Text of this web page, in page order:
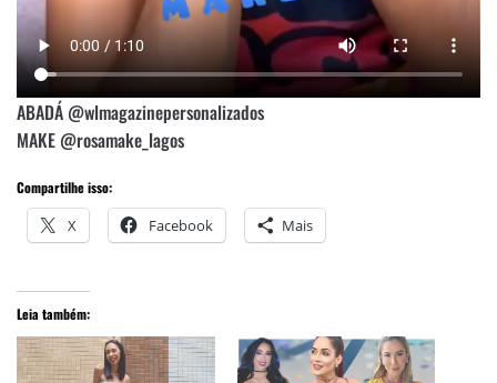
ABADÁ @wlmagazinepersonalizados
MAKE @rosamake_lagos
Compartilhe isso:
X Facebook Mais
Leia também: